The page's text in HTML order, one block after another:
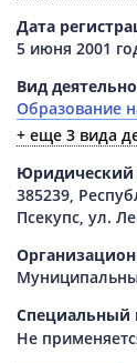
Дата
5 июня 2001
Вид
Образование
+ еще 3 вида
Юридический
385239,
Псекупс, ул.
Специальный
Не